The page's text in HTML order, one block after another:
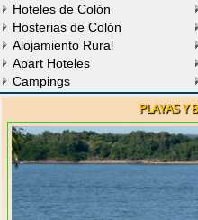
Hoteles de Colón
Hosterias de Colón
Alojamiento Rural
Apart Hoteles
Campings
PLAYAS Y